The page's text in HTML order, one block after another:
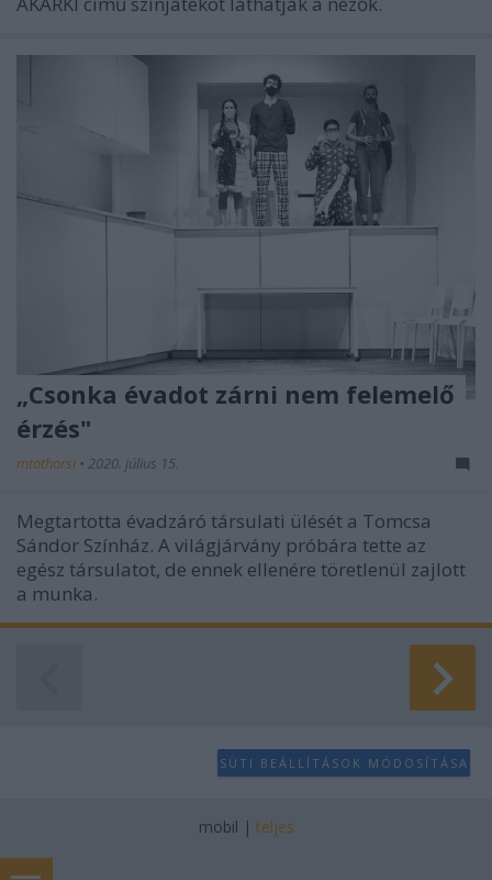
„Csonka évadot zárni nem felemelő
érzés"
mtothorsi • 2020. július 15.
Megtartotta évadzáró társulati ülését a Tomcsa
Sándor Színház. A világjárvány próbára tette az
egész társulatot, de ennek ellenére töretlenül zajlott
a munka.
SÜTI BEÁLLÍTÁSOK MÓDOSÍTÁSA
mobil | teljes